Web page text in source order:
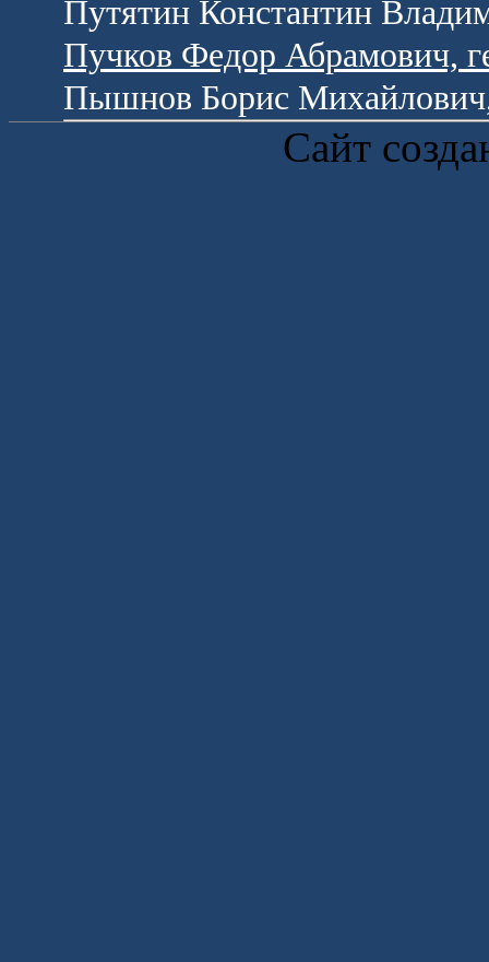
Путятин Константин
Пучков Федор Абрамович,
Пышнов Борис Михайлович,
Сайт